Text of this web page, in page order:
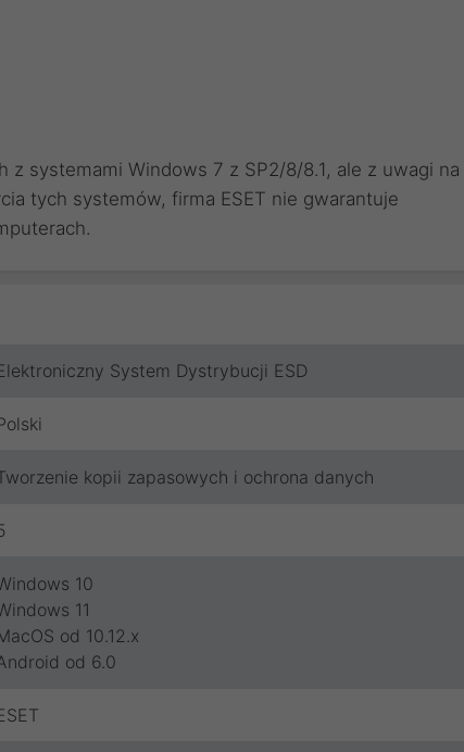
z systemami Windows 7 z SP2/8/8.1, ale z uwagi na
tych systemów, firma ESET nie gwarantuje
System Dystrybucji ESD
kopii zapasowych i ochrona danych
10
11
od 10.12.x
od 6.0